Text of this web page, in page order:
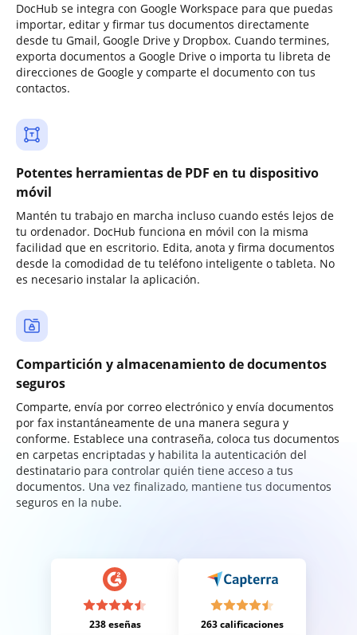
DocHub se integra con Google Workspace para que puedas
importar, editar y firmar tus documentos directamente
desde tu Gmail, Google Drive y Dropbox. Cuando termines,
exporta documentos a Google Drive o importa tu libreta de
direcciones de Google y comparte el documento con tus
contactos.
Potentes herramientas de PDF en tu dispositivo
móvil
Mantén tu trabajo en marcha incluso cuando estés lejos de
tu ordenador. DocHub funciona en móvil con la misma
facilidad que en escritorio. Edita, anota y firma documentos
desde la comodidad de tu teléfono inteligente o tableta. No
es necesario instalar la aplicación.
Compartición y almacenamiento de documentos
seguros
Comparte, envía por correo electrónico y envía documentos
por fax instantáneamente de una manera segura y
conforme. Establece una contraseña, coloca tus documentos
en carpetas encriptadas y habilita la autenticación del
destinatario para controlar quién tiene acceso a tus
documentos. Una vez finalizado, mantiene tus documentos
seguros en la nube.
238 eseñas 263 calificaciones